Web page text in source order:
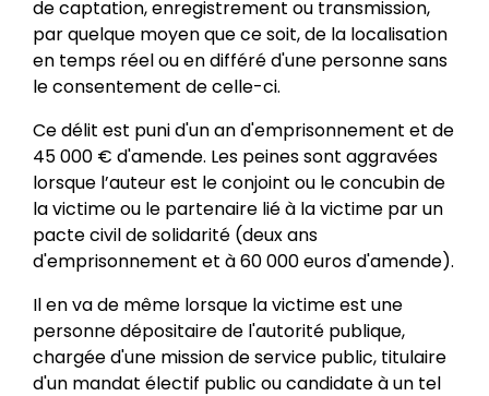
de captation, enregistrement ou transmission,
par quelque moyen que ce soit, de la localisation
en temps réel ou en différé d'une personne sans
le consentement de celle-ci.
Ce délit est puni d'un an d'emprisonnement et de
45 000 € d'amende. Les peines sont aggravées
lorsque l’auteur est le conjoint ou le concubin de
la victime ou le partenaire lié à la victime par un
pacte civil de solidarité (deux ans
d'emprisonnement et à 60 000 euros d'amende).
Il en va de même lorsque la victime est une
personne dépositaire de l'autorité publique,
chargée d'une mission de service public, titulaire
d'un mandat électif public ou candidate à un tel